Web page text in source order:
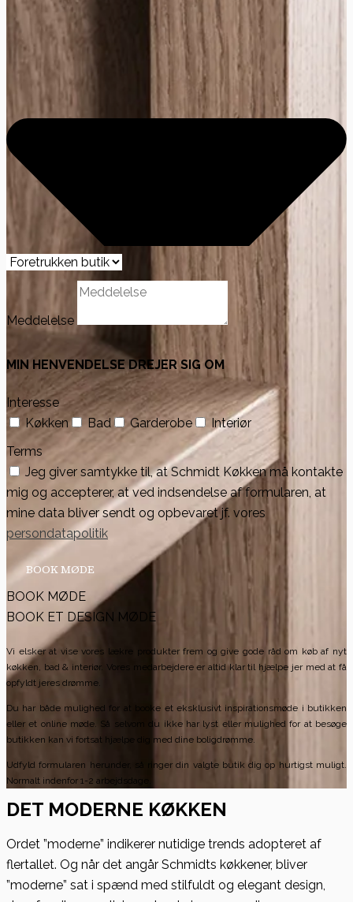
Meddelelse
MIN HENVENDELSE DREJER SIG OM
Interesse
Køkken
Bad Garderobe
Interiør
Terms
Jeg giver samtykke til, at Schmidt Køkken må kontakte
mig og accepterer, at ved indsendelse af formularen, at
mine data bliver sendt og opbevaret jf. vores
persondatapolitik
BOOK MØDE
BOOK MØDE
BOOK ET DESIGN MØDE
Vi elsker at vise vores lækre produkter frem og give gode råd om køb af nyt
køkken, bad & interiør. Vores medarbejdere er altid klar til hjælpe jer med at få
opfyldt jeres drømme.
Du har både mulighed for at booke et eksklusivt inspirationsmøde i butikken
eller et online møde. Så selvom du ikke har lyst eller mulighed for at besøge
butikken kan vi fortsat hjælpe dig med dine boligdrømme.
Udfyld formularen herunder, så ringer din valgte butik dig op hurtigst muligt.
Normalt indenfor 1-2 arbejdsdage.
DET MODERNE KØKKEN
Ordet ”moderne” indikerer nutidige trends adopteret af
flertallet. Og når det angår Schmidts køkkener, bliver
”moderne” sat i spænd med stilfuldt og elegant design,